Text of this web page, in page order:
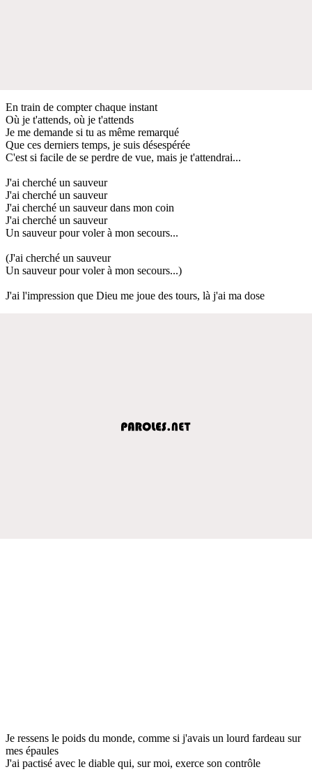
En train de compter chaque instant
Où je t'attends, où je t'attends
Je me demande si tu as même remarqué
Que ces derniers temps, je suis désespérée
C'est si facile de se perdre de vue, mais je t'attendrai...
J'ai cherché un sauveur
J'ai cherché un sauveur
J'ai cherché un sauveur dans mon coin
J'ai cherché un sauveur
Un sauveur pour voler à mon secours...
(J'ai cherché un sauveur
Un sauveur pour voler à mon secours...)
J'ai l'impression que Dieu me joue des tours, là j'ai ma dose
Je ressens le poids du monde, comme si j'avais un lourd fardeau sur
mes épaules
J'ai pactisé avec le diable qui, sur moi, exerce son contrôle